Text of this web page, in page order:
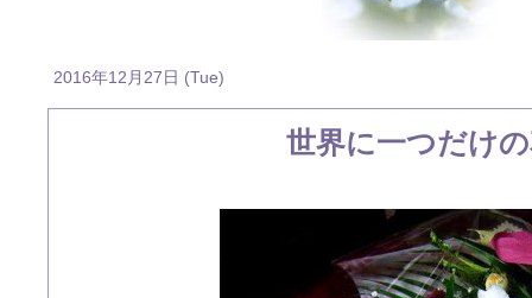
2016年12月27日 (Tue)
世界に一つだけ